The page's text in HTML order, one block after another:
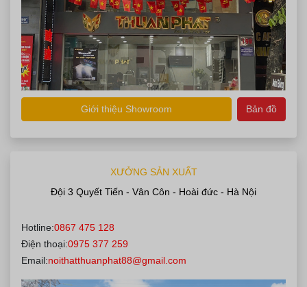
Giới thiệu Showroom Bản đồ
XƯỞNG SẢN XUẤT
Đội 3 Quyết Tiến - Vân Côn - Hoài đức - Hà Nội
Hotline:0867 475 128
Điện thoại:0975 377 259
Email:noithatthuanphat88@gmail.com
Thời gian muốn khảo sát